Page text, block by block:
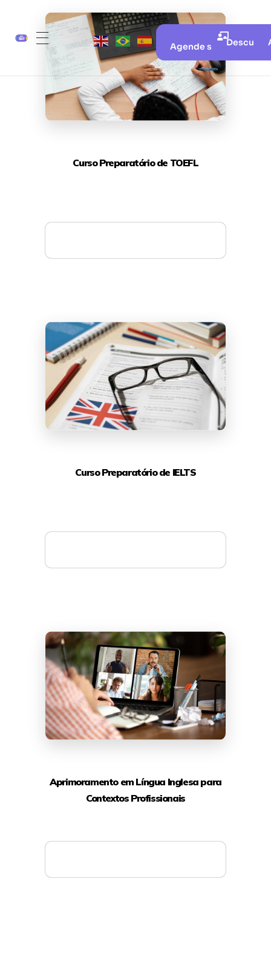
Agende sua aulaDescubra
Curso Preparatório de TOEFL
Curso Preparatório de IELTS
Aprimoramento em Língua Inglesa para
Contextos Profissionais